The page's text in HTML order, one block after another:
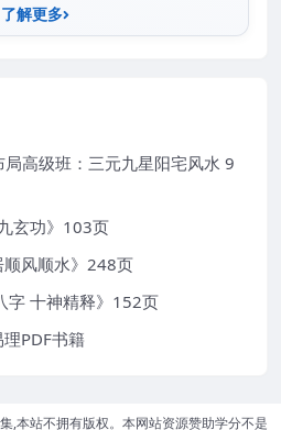
了解更多
高级班：三元九星阳宅风水 9
玄功》103页
风顺水》248页
字 十神精释》152页
PDF书籍
,本站不拥有版权。本网站资源赞助学分不是